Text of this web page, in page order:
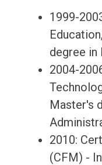
1999-
degree in
2004-
Master's
2010:
(CFM) -